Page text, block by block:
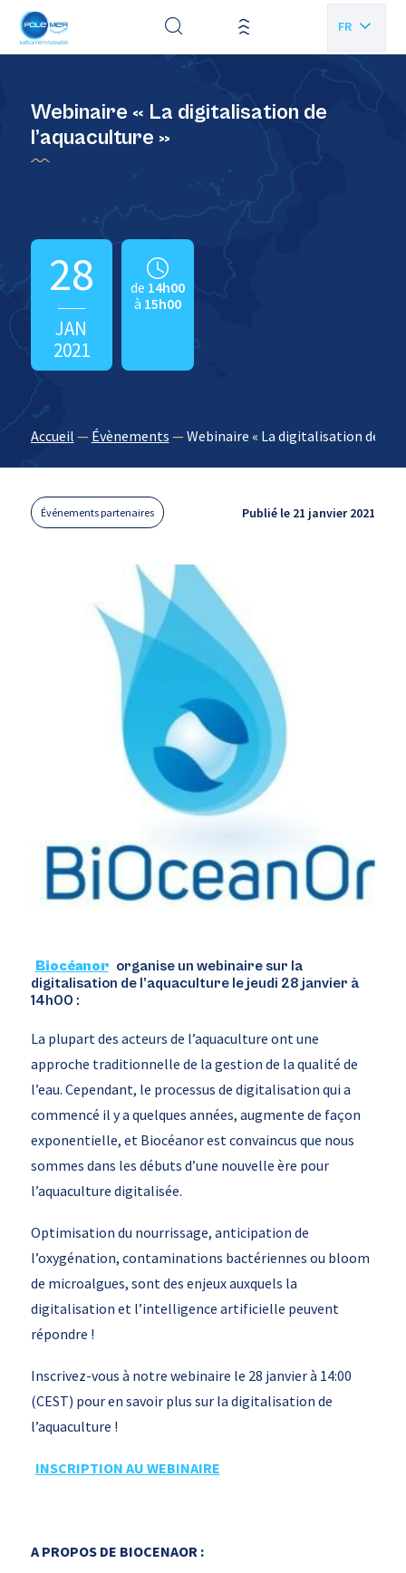
FR
Webinaire « La digitalisation de
l’aquaculture »
28
JAN
2021
de 14h00
à 15h00
Accueil — Évènements —Webinaire « La digitalisation de
Événements partenaires Publié le 21 janvier 2021
Biocéanor organise un webinaire sur la
digitalisation de l’aquaculture le jeudi 28 janvier à
14h00 :
La plupart des acteurs de l’aquaculture ont une
approche traditionnelle de la gestion de la qualité de
l’eau. Cependant, le processus de digitalisation qui a
commencé il y a quelques années, augmente de façon
exponentielle, et Biocéanor est convaincus que nous
sommes dans les débuts d’une nouvelle ère pour
l’aquaculture digitalisée.
Optimisation du nourrissage, anticipation de
l’oxygénation, contaminations bactériennes ou bloom
de microalgues, sont des enjeux auxquels la
digitalisation et l’intelligence artificielle peuvent
répondre !
Inscrivez-vous à notre webinaire le 28 janvier à 14:00
(CEST) pour en savoir plus sur la digitalisation de
l’aquaculture !
INSCRIPTION AU WEBINAIRE
A PROPOS DE BIOCENAOR :
Panneau de gestion des cookies